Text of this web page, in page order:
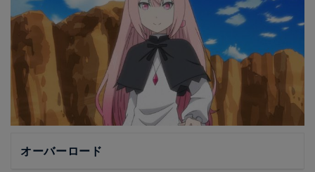
オーバーロード